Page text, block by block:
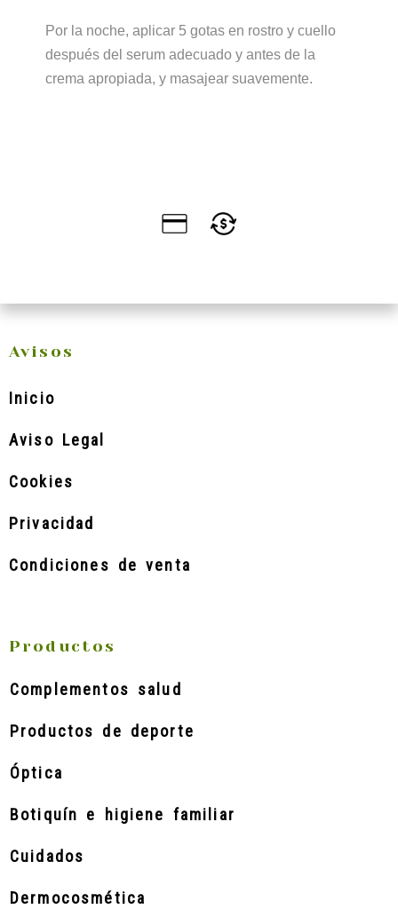
Por la noche, aplicar 5 gotas en rostro y cuello
después del serum adecuado y antes de la
crema apropiada, y masajear suavemente.
Avisos
Inicio
Aviso Legal
Cookies
Privacidad
Condiciones de venta
Productos
Complementos salud
Productos de deporte
Óptica
Botiquín e higiene familiar
Cuidados
Dermocosmética